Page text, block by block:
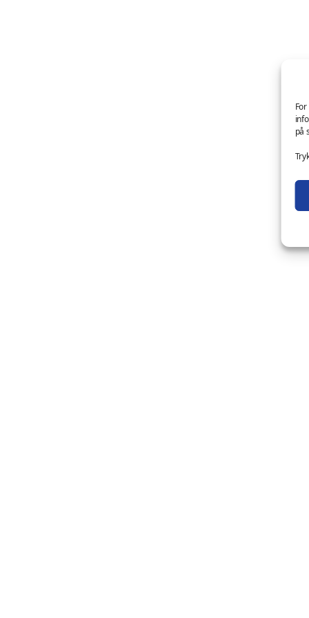
på